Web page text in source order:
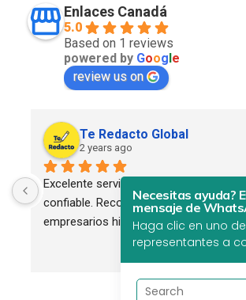
Enlaces Canadá
5.0
Based on 1 reviews
powered by Google
review us on
Te Redacto Global
2 years ago
Excelente servicio. Profesional,
confiable. Recomendado para todos
empresarios hispanos.
Necesitas ayuda?
mensaje de
Haga clic en uno
representantes a